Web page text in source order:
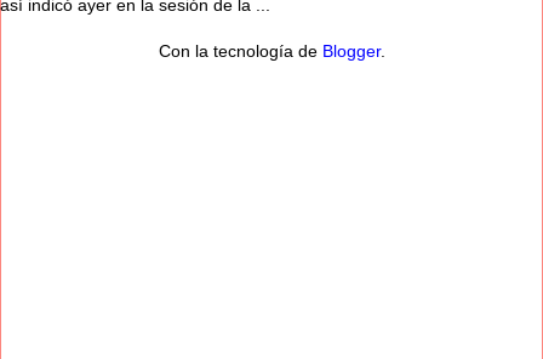
así indicó ayer en la sesión de la ...
Con la tecnología de Blogger.